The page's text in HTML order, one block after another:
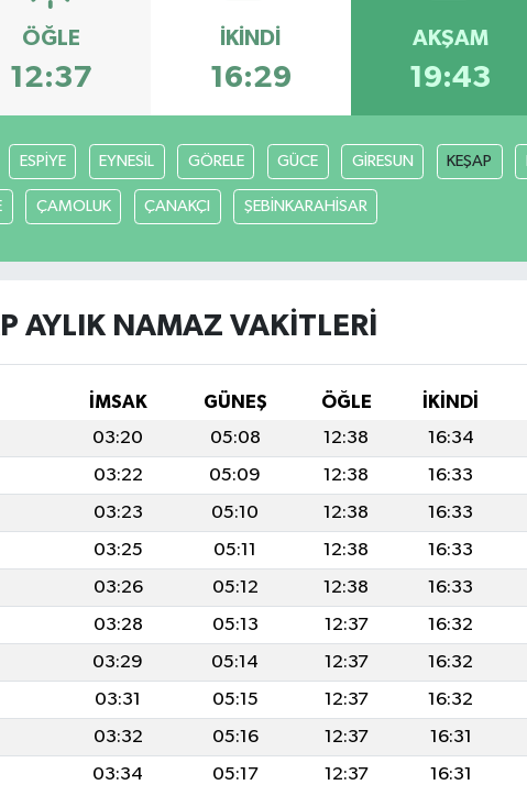
ÖĞLE
12:37
İKINDI
16:29
AKŞAM
19:43
ESPİYE EYNESİL GÖRELE GÜCE GİRESUN KEŞAP
ÇAMOLUK ÇANAKÇI ŞEBİNKARAHİSAR
AYLIK NAMAZ VAKITLERI
İMSAK GÜNEŞ ÖĞLE İKINDI
03:20 05:08 12:38 16:34
03:22 05:09 12:38 16:33
03:23 05:10 12:38 16:33
03:25 05:11 12:38 16:33
03:26 05:12 12:38 16:33
03:28 05:13 12:37 16:32
03:29 05:14 12:37 16:32
03:31 05:15 12:37 16:32
03:32 05:16 12:37 16:31
03:34 05:17 12:37 16:31